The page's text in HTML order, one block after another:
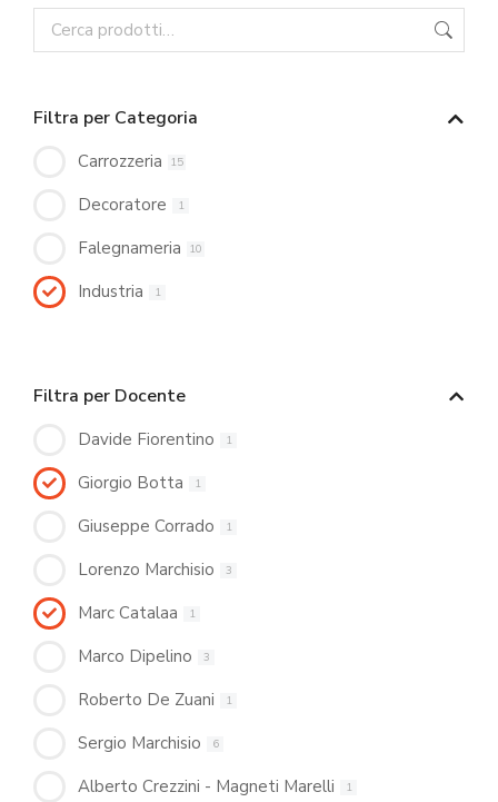
Filtra per Categoria
Carrozzeria 15
Decoratore 1
Falegnameria 10
Industria 1
Filtra per Docente
Davide Fiorentino 1
Giorgio Botta 1
Giuseppe Corrado 1
Lorenzo Marchisio 3
Marc Catalaa 1
Marco Dipelino 3
Roberto De Zuani 1
Sergio Marchisio 6
Alberto Crezzini - Magneti Marelli 1